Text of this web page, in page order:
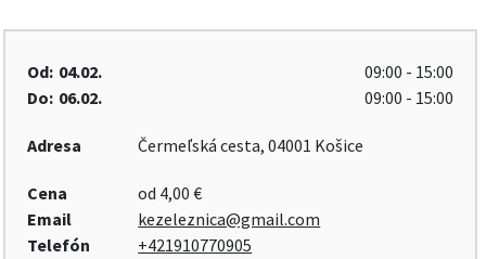
Od: 04.02.
09:00 - 15:00
Do: 06.02. 09:00 - 15:00
Adresa Čermeľská cesta, 04001 Košice
Cena
od 4,00 €
Email
kezeleznica@gmail.com
Telefón
+421910770905